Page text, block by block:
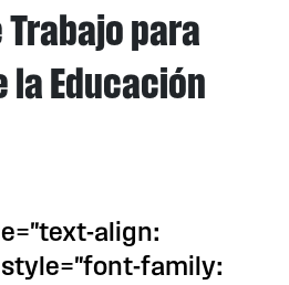
para
Educación
align:
family: